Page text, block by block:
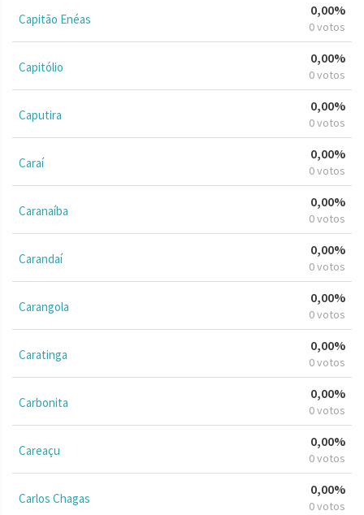
Capitão Enéas
0,00%
0 votos
Capitólio
0,00%
0 votos
Caputira
0,00%
0 votos
Caraí
0,00%
0 votos
Caranaíba
0,00%
0 votos
Carandaí
0,00%
0 votos
Carangola
0,00%
0 votos
Caratinga
0,00%
0 votos
Carbonita
0,00%
0 votos
Careaçu
0,00%
0 votos
Carlos Chagas
0,00%
0 votos